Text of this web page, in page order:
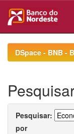
navigationDSpace - BNB -
Pesquisar:
por